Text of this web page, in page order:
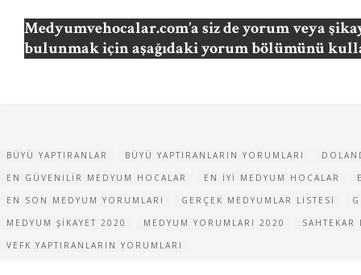
Medyumvehocalar.com’a siz de yorum veya
bulunmak için aşağıdaki yorum bölümünü
BÜYÜ YAPTIRANLAR BÜYÜ YAPTIRANLARIN YORUMLARI
EN GÜVENILIR MEDYUM HOCALAR
EN IYI MEDYUM HOCALAR
EN SON MEDYUM YORUMLARI
GERÇEK MEDYUMLAR LISTESI
MEDYUM ŞIKAYET 2020
MEDYUM YORUMLARI 2020
SAHTEKAR
VEFK YAPTIRANLARIN YORUMLARI